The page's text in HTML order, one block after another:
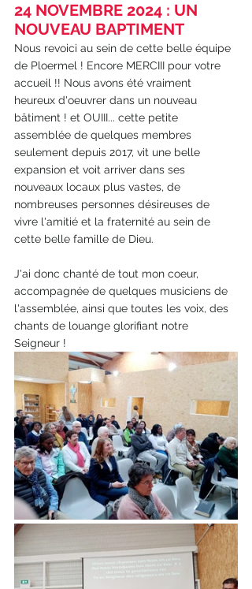
24 NOVEMBRE 2024 : UN
NOUVEAU BAPTIMENT
Nous revoici au sein de cette belle équipe
de Ploermel ! Encore MERCIII pour votre
accueil !! Nous avons été vraiment
heureux d'oeuvrer dans un nouveau
bâtiment ! et OUIII... cette petite
assemblée de quelques membres
seulement depuis 2017, vit une belle
expansion et voit arriver dans ses
nouveaux locaux plus vastes, de
nombreuses personnes désireuses de
vivre l'amitié et la fraternité au sein de
cette belle famille de Dieu.
J'ai donc chanté de tout mon coeur,
accompagnée de quelques musiciens de
l'assemblée, ainsi que toutes les voix, des
chants de louange glorifiant notre
Seigneur !